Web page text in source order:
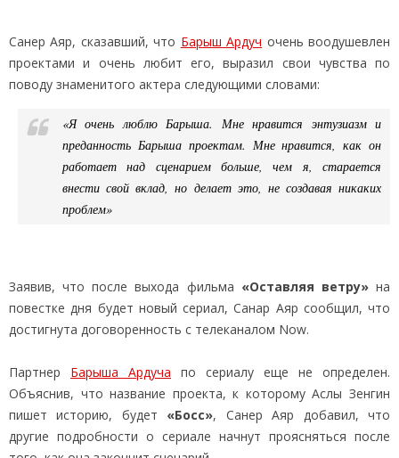
Санер Аяр, сказавший, что Барыш Ардуч очень воодушевлен
проектами и очень любит его, выразил свои чувства по
поводу знаменитого актера следующими словами:
«Я очень люблю Барыша. Мне нравится энтузиазм и
преданность Барыша проектам. Мне нравится, как он
работает над сценарием больше, чем я, старается
внести свой вклад, но делает это, не создавая никаких
проблем»
Заявив, что после выхода фильма «Оставляя ветру»на
повестке дня будет новый сериал, Санар Аяр сообщил, что
достигнута договоренность с телеканалом Now.
Партнер Барыша Ардуча по сериалу еще не определен.
Объяснив, что название проекта, к которому Аслы Зенгин
пишет историю, будет «Босс», Санер Аяр добавил, что
другие подробности о сериале начнут проясняться после